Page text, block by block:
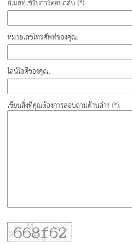
อีเมล์ที่ใช้รับการตอบกลับ (*):
หมายเลขโทรศัพท์ของคุณ:
ไลน์ไอดีของคุณ:
เขียนสิ่งที่คุณต้องการสอบถามด้านล่าง (*):